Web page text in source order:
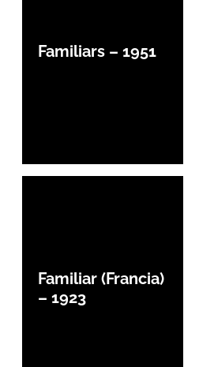
Familiars – 1951
Familiar (Francia)
– 1923